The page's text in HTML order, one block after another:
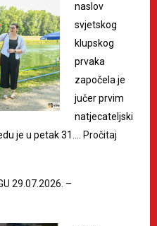
naslov
svjetskog
klupskog
prvaka
započela je
jučer prvim
natjecateljski
je u petak 31.… Pročitaj
29.07.2026. –